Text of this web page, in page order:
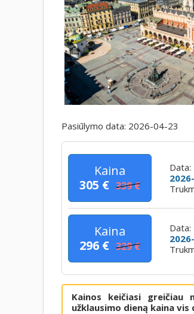
Pasiūlymo data: 2026-04-23
Kaina
305 € 339 €
Data:
Kaina
296 € 329 €
Data:
Kainos keičiasi
užklausimo dieną kaina